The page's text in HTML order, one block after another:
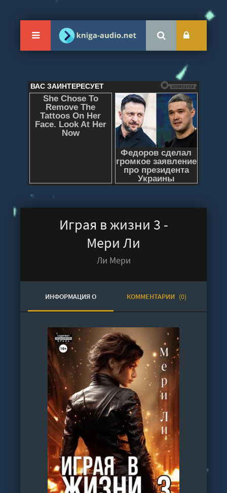
Играя в жизни 3 -
Мери Ли
Ли Мери
ИНФОРМАЦИЯ О
АУДИОКНИГЕ
КОММЕНТАРИИ (0)